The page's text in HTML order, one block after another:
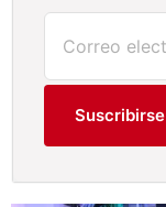
Suscribirse